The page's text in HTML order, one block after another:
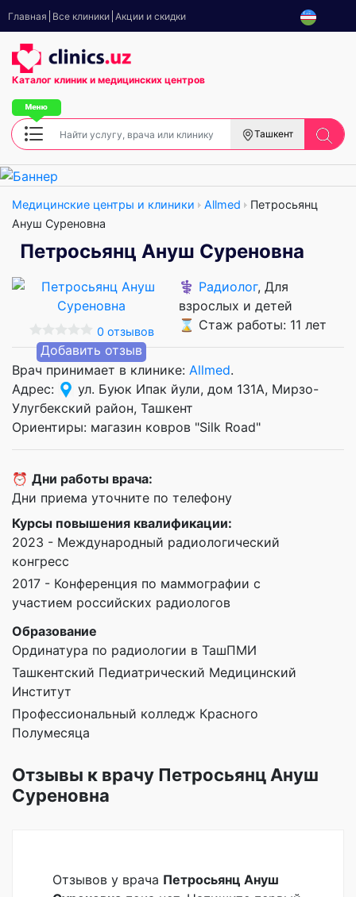
Главная Все клиники Акции и скидки
Каталог клиник и медицинских центров
Ташкент
Медицинские центры и клиники Allmed
Петросьянц
Ануш Суреновна
Петросьянц Ануш Суреновна
0 отзывов
Добавить отзыв
⚕️ Радиолог, Для
взрослых и детей
⌛ Стаж работы: 11 лет
Врач принимает в клинике: Allmed.
Адрес:
ул. Буюк Ипак йули, дом 131А, Мирзо-
Улугбекский район, Ташкент
Ориентиры: магазин ковров "Silk Road"
⏰ Дни работы врача:
Дни приема уточните по телефону
Курсы повышения квалификации:
2023 - Международный радиологический
конгресс
2017 - Конференция по маммографии с
участием российских радиологов
Образование
Ординатура по радиологии в ТашПМИ
Ташкентский Педиатрический Медицинский
Институт
Профессиональный колледж Красного
Полумесяца
Отзывы к врачу Петросьянц Ануш
Суреновна
Отзывов у врача Петросьянц Ануш